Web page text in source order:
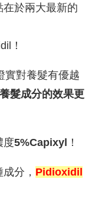
於兩大最新的
！
實對養髮有優越
髮成分的效果更
度5%Capixyl ！
分， Pidioxidil